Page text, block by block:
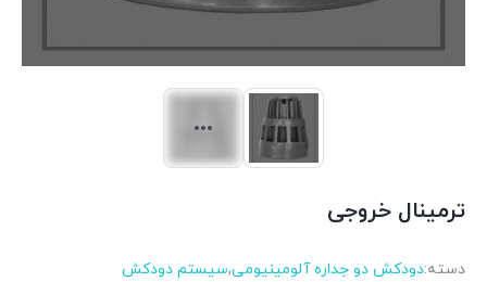
ترمینال خروجی
دسته:دودکش دو جداره آلومینیومی,سیستم دودکش